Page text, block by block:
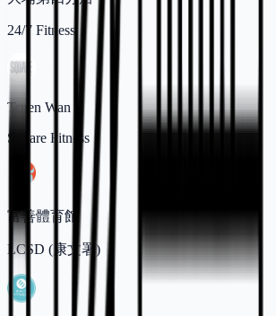
24/7 Fitness
Tsuen Wan
Square Fitness
富善體育館
LCSD (康文署)